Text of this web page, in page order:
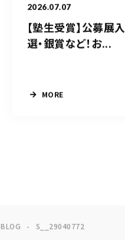
2026.07.07
【塾生受賞】公募展入
選・銀賞など！お...
MORE
BLOG S__29040772